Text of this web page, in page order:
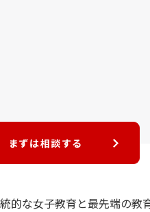
まずは相談する
的な女子教育と最先端の